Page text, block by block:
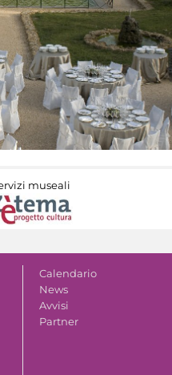
museali
Calendario
News
Avvisi
Partner